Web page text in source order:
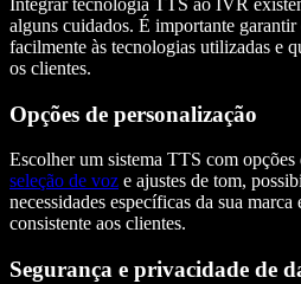
alguns cuidados. É importante
facilmente às tecnologias utilizadas e
os clientes.
Opções de personalização
Escolher um sistema TTS com
seleção de voz e ajustes de tom,
necessidades específicas da sua
consistente aos clientes.
Segurança e privacidade de